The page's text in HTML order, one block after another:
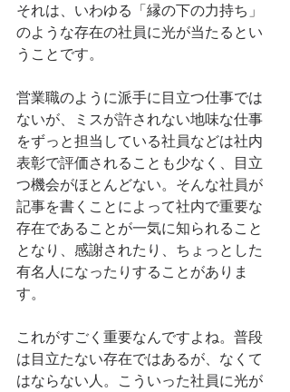
それは、いわゆる「縁の下の力持ち」
のような存在の社員に光が当たるとい
うことです。
営業職のように派手に目立つ仕事では
ないが、ミスが許されない地味な仕事
をずっと担当している社員などは社内
表彰で評価されることも少なく、目立
つ機会がほとんどない。そんな社員が
記事を書くことによって社内で重要な
存在であることが一気に知られること
となり、感謝されたり、ちょっとした
有名人になったりすることがありま
す。
これがすごく重要なんですよね。普段
は目立たない存在ではあるが、なくて
はならない人。こういった社員に光が